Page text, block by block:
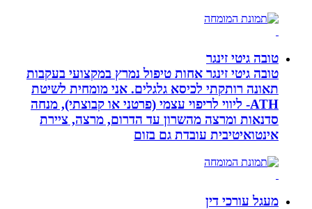
טובה גיטי זינגר
טובה גיטי זינגר אחות טיפול נמרץ במקצועי בעקבות
תאונה רותקתי לכיסא גלגלים. אני מומחית לשיטת
ATH- ליווי לריפוי עצמי (פרטני או קבוצתי), מנחה
סדנאות ומרצה מהשרון עד הדרום, מרצה, ציירת
אינטואיטיבית עובדת גם בזום
מעגל עורכי דין